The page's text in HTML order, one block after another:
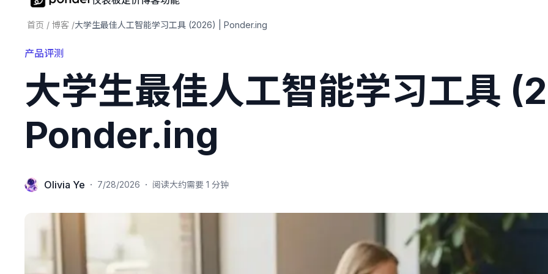
首页 / 博客 /大学生最佳人工智能学习工具 (2026) | Ponder.ing
产品评测
大学生最佳人工智能学习工具
Ponder.ing
Olivia Ye · 7/28/2026 · 阅读大约需要 1 分钟